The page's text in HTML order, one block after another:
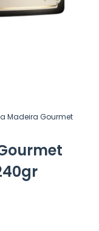
Madeira Gourmet